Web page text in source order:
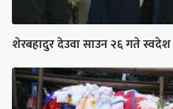
शेरबहादुर देउवा साउन २६ गते